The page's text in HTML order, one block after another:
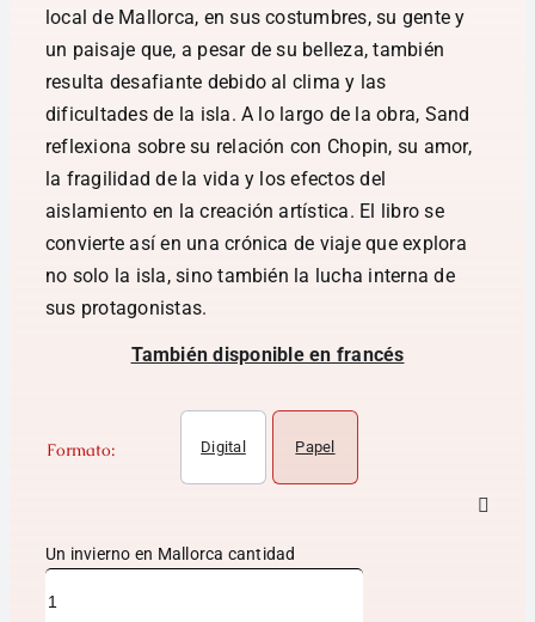
local de Mallorca, en sus costumbres, su gente y
un paisaje que, a pesar de su belleza, también
resulta desafiante debido al clima y las
dificultades de la isla. A lo largo de la obra, Sand
reflexiona sobre su relación con Chopin, su amor,
la fragilidad de la vida y los efectos del
aislamiento en la creación artística. El libro se
convierte así en una crónica de viaje que explora
no solo la isla, sino también la lucha interna de
sus protagonistas.
También disponible en francés
Formato: Digital Papel
Un invierno en Mallorca cantidad